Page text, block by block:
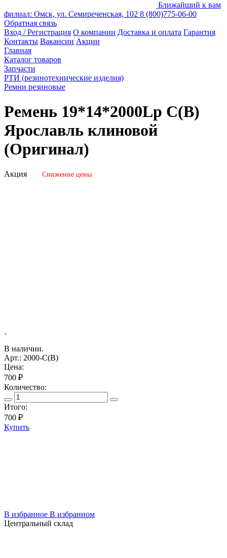
Ближайший к вам
филиал: Омск, ул. Семиреченская, 102 8 (800)775-06-00
Обратная связь
Вход / Регистрация О компании Доставка и оплата Гарантия
Контакты Вакансии Акции
Главная
Каталог товаров
Запчасти
РТИ (резинотехнические изделия)
Ремни резиновые
Ремень 19*14*2000Lp C(В)
Ярославль клиновой
(Оригинал)
Акция Снижение цены
В наличии.
Арт.: 2000-C(В)
Цена:
700 ₽
Количество:
Итого:
700 ₽
Купить
В избранное В избранном
Центральный склад